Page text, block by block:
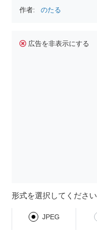
作者: のたる
広告を非表示にする
形式を選択してください
JPEG